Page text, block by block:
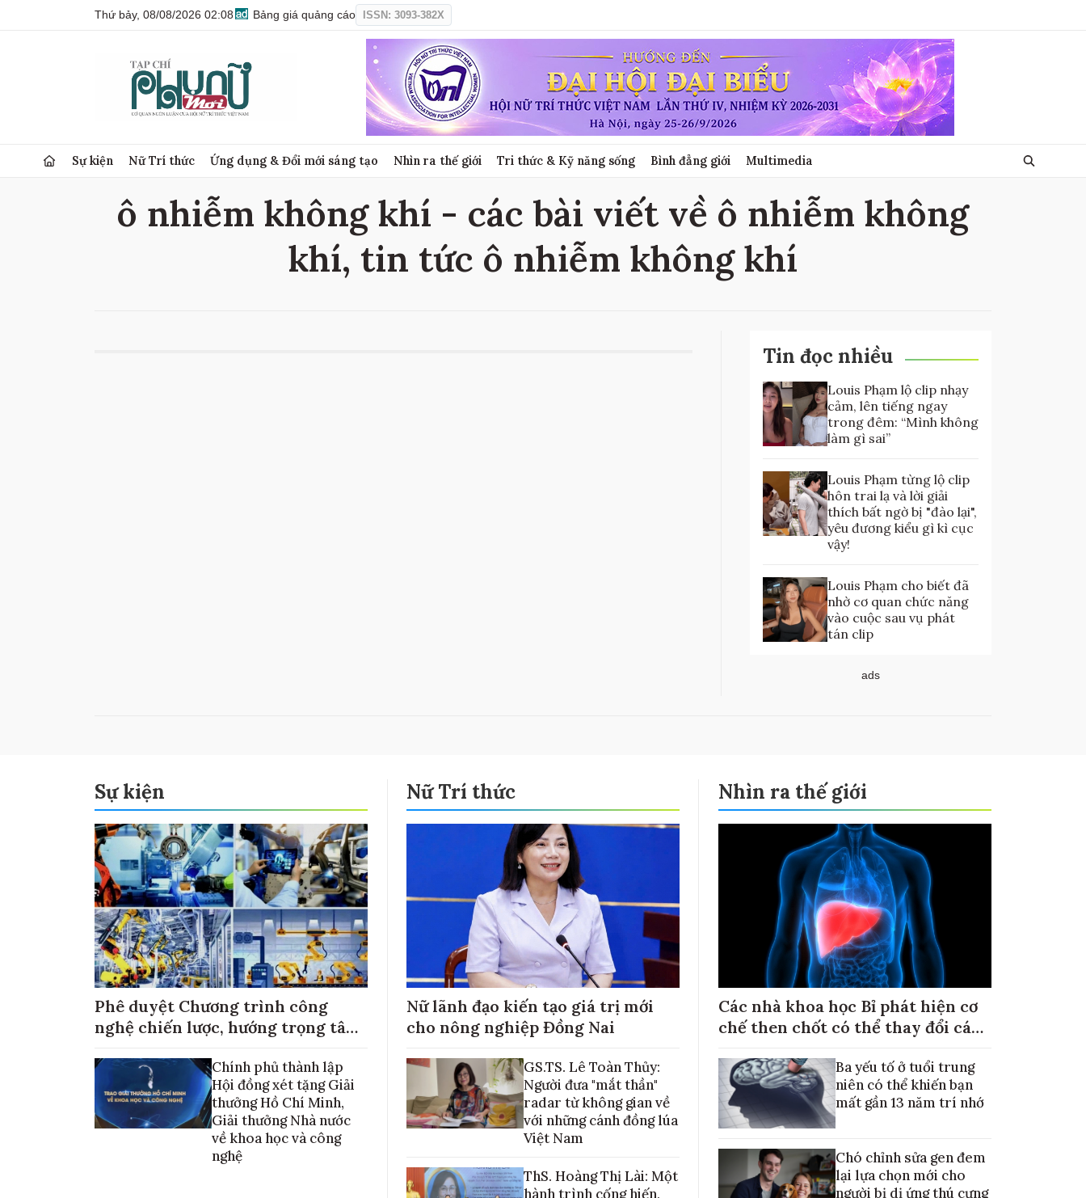
Thứ bảy, 08/08/2026 02:08 Bảng giá quảng cáo ISSN: 3093-382X
Sự kiện Nữ Trí thức Ứng dụng & Đổi mới sáng tạo Nhìn ra thế giới Tri thức & Kỹ năng sống Bình đẳng giới Multimedia
ô nhiễm không khí - các bài viết về ô nhiễm không
khí, tin tức ô nhiễm không khí
Tin đọc nhiều
Louis Phạm lộ clip nhạy
cảm, lên tiếng ngay
trong đêm: “Mình không
làm gì sai”
Louis Phạm từng lộ clip
hôn trai lạ và lời giải
thích bất ngờ bị "đào lại",
yêu đương kiểu gì kì cục
vậy!
Louis Phạm cho biết đã
nhờ cơ quan chức năng
vào cuộc sau vụ phát
tán clip
ads
Sự kiện
Phê duyệt Chương trình công
nghệ chiến lược, hướng trọng tâm
Chính phủ thành lập
Hội đồng xét tặng Giải
thưởng Hồ Chí Minh,
Giải thưởng Nhà nước
về khoa học và công
nghệ
Nữ Trí thức
Nữ lãnh đạo kiến tạo giá trị mới
cho nông nghiệp Đồng Nai
GS.TS. Lê Toàn Thủy:
Người đưa "mắt thần"
radar từ không gian về
với những cánh đồng lúa
Việt Nam
ThS. Hoàng Thị Lài: Một
hành trình cống hiến,
Nhìn ra thế giới
Các nhà khoa học Bỉ phát hiện cơ
chế then chốt có thể thay đổi cách
Ba yếu tố ở tuổi trung
niên có thể khiến bạn
mất gần 13 năm trí nhớ
Chó chỉnh sửa gen đem
lại lựa chọn mới cho
người bị dị ứng thú cưng